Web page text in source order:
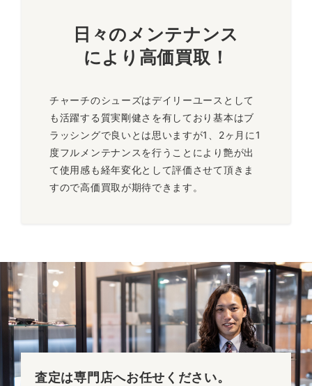
日々のメンテナンス
により高価買取！
チャーチのシューズはデイリーユースとして
も活躍する質実剛健さを有しており基本はブ
ラッシングで良いとは思いますが1、2ヶ月に1
度フルメンテナンスを行うことにより艶が出
て使用感も経年変化として評価させて頂きま
すので高価買取が期待できます。
査定は専門店へお任せください。